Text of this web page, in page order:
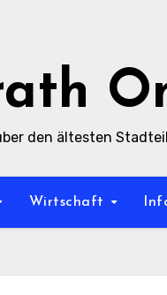
den ältesten
Wirtschaft